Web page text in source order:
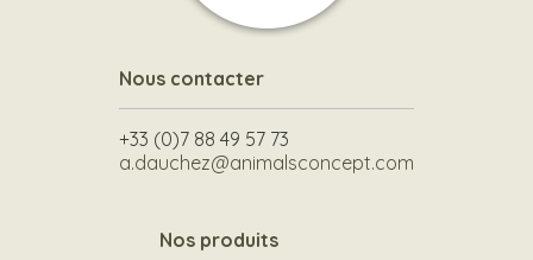
Nous contacter
+33 (0)7 88 49 57 73
a.dauchez@animalsconcept.com
Nos produits